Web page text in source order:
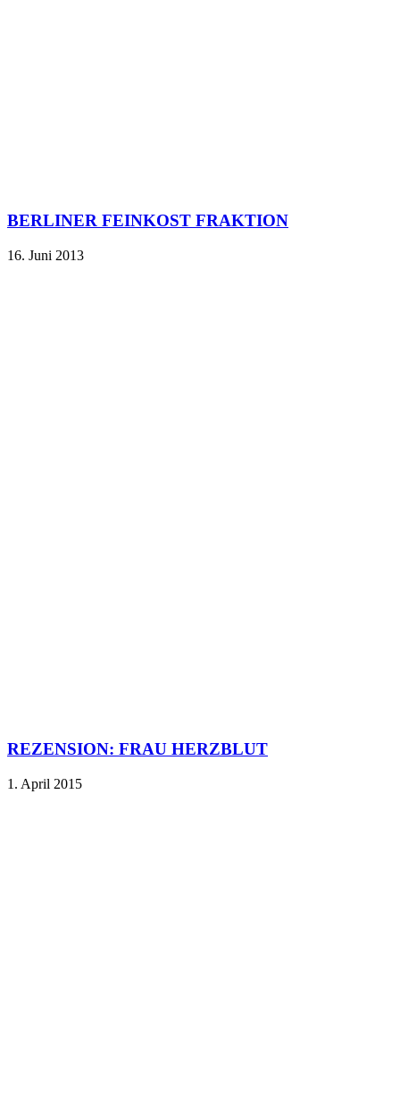
BERLINER FEINKOST FRAKTION
16. Juni 2013
REZENSION: FRAU HERZBLUT
1. April 2015